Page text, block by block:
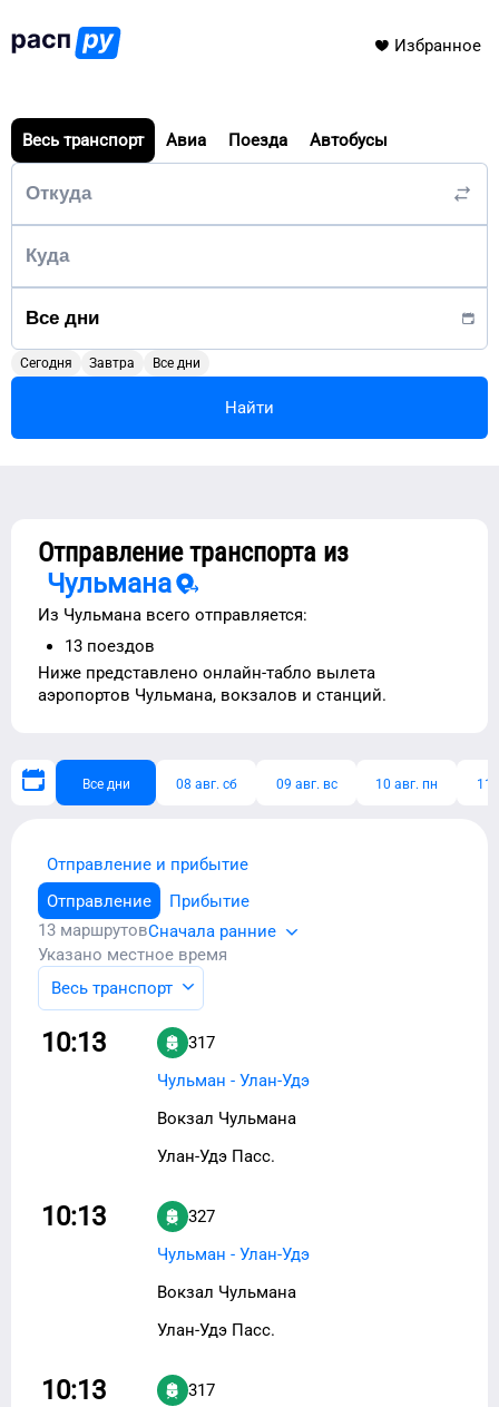
Избранное
Весь транспорт Авиа Поезда Автобусы
Сегодня Завтра Все дни
Найти
Отправление транспорта из
Чульмана
Из Чульмана всего отправляется:
13 поездов
Ниже представлено онлайн-табло вылета
аэропортов Чульмана, вокзалов и станций.
Все дни 08 авг. сб 09 авг. вс 10 авг. пн 11
Отправление и прибытие
Отправление
Прибытие
13 маршрутовСначала ранние
Указано местное время
Весь транспорт
10:13
317
Чульман - Улан-Удэ
Вокзал Чульмана
Улан-Удэ Пасс.
10:13
327
Чульман - Улан-Удэ
Вокзал Чульмана
Улан-Удэ Пасс.
10:13
317